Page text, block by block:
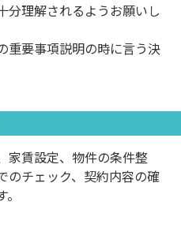
分理解されるようお願いし
要事項説明の時に言う決
家賃設定、物件の条件整
のチェック、契約内容の確